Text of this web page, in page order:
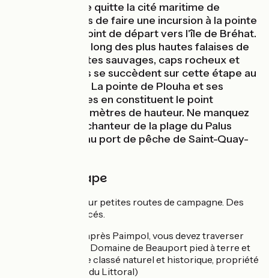
La Vélomaritime quitte la cité maritime de
Paimpol, à moins de faire une incursion à la pointe
de l'Arcouest, point de départ vers l'île de Bréhat.
Vous pédalez le long des plus hautes falaises de
Bretagne où côtes sauvages, caps rocheux et
criques abritées se succèdent sur cette étape au
relief prononcé. La pointe de Plouha et ses
falaises sauvages en constituent le point
culminant à 104 mètres de hauteur. Ne manquez
pas le cadre enchanteur de la plage du Palus
avant d'arriver au port de pêche de Saint-Quay-
Détail de l'étape
Majoritairement sur petites routes de campagne. Des
dénivelés prononcés.
juste après Paimpol, vous devez traverser
sur 800 mètres le Domaine de Beauport pied à terre et
vélo à la main ( site classé naturel et historique, propriété
du Conservatoire du Littoral)